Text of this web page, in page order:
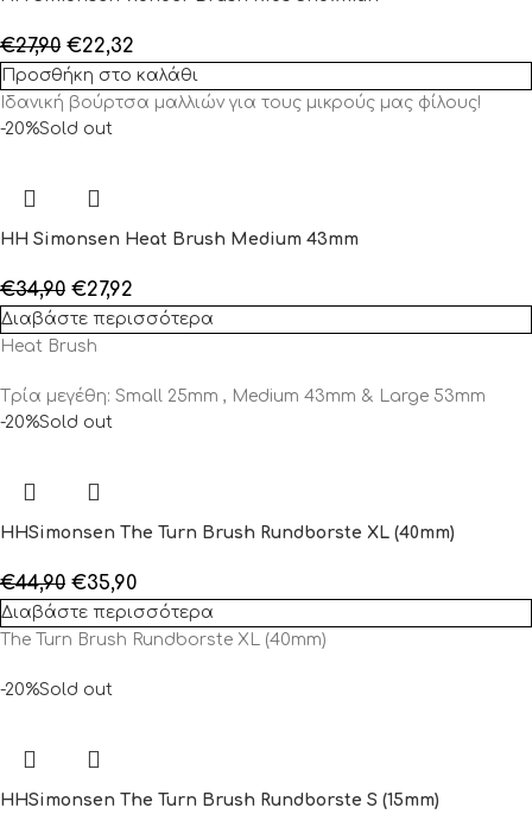
€27,90 €22,32
Προσθήκη στο καλάθι
Ιδανική βούρτσα μαλλιών για τους μικρούς μας φίλους!
-20%Sold out
HH Simonsen Heat Brush Medium 43mm
€34,90 €27,92
Διαβάστε περισσότερα
Heat Brush
Tρία μεγέθη: Small 25mm , Medium 43mm & Large 53mm
-20%Sold out
HHSimonsen The Turn Brush Rundborste XL (40mm)
€44,90 €35,90
Διαβάστε περισσότερα
The Turn Brush Rundborste XL (40mm)
-20%Sold out
HHSimonsen The Turn Brush Rundborste S (15mm)